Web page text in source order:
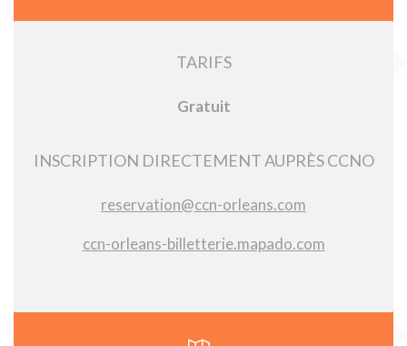
TARIFS
Gratuit
INSCRIPTION DIRECTEMENT AUPRÈS CCNO
reservation@ccn-orleans.com
ccn-orleans-billetterie.mapado.com